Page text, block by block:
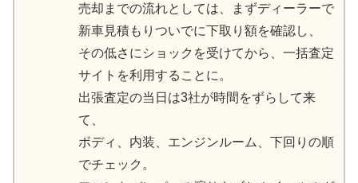
売却までの流れとしては、まずディーラーで
新車見積もりついでに下取り額を確認し、
その低さにショックを受けてから、一括査定
サイトを利用することに。
出張査定の当日は3社が時間をずらして来
て、
ボディ、内装、エンジンルーム、下回りの順
でチェック。